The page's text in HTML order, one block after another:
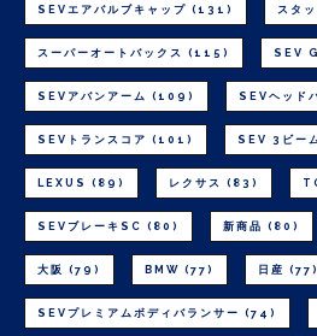
SEVエアバルブキャップ (131) スタ
スーパーオートバックス (115) SEV
SEVアバンアーム (109) SEVヘッド
SEVトランスコア (101) SEV 3ビーム
LEXUS (89) レクサス (83)
SEVブレーキSC (80) 新商品 (80)
大阪 (79) BMW (77) 日産 (77)
SEVプレミアムボディバランサー (74)